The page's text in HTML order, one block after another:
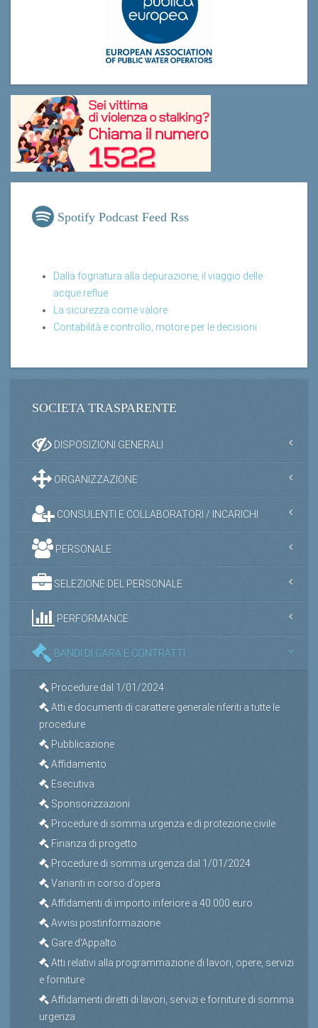
Spotify Podcast Feed Rss
Dalla fognatura alla depurazione, il viaggio delle
acque reflue
La sicurezza come valore
Contabilità e controllo, motore per le decisioni
SOCIETA TRASPARENTE
DISPOSIZIONI GENERALI
ORGANIZZAZIONE
CONSULENTI E COLLABORATORI / INCARICHI
PERSONALE
SELEZIONE DEL PERSONALE
PERFORMANCE
BANDI DI GARA E CONTRATTI
Procedure dal 1/01/2024
Atti e documenti di carattere generale riferiti a tutte le
procedure
Pubblicazione
Affidamento
Esecutiva
Sponsorizzazioni
Procedure di somma urgenza e di protezione civile
Finanza di progetto
Procedure di somma urgenza dal 1/01/2024
Varianti in corso d’opera
Affidamenti di importo inferiore a 40.000 euro
Avvisi postinformazione
Gare d'Appalto
Atti relativi alla programmazione di lavori, opere, servizi
e forniture
Affidamenti diretti di lavori, servizi e forniture di somma
urgenza